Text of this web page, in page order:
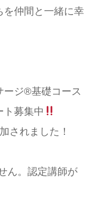
を仲間と一緒に幸
ージ®️基礎コース
ト募集中
されました！
ん。認定講師が